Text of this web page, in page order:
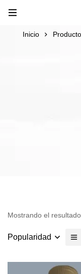
Inicio
Mostrando el
Popularidad